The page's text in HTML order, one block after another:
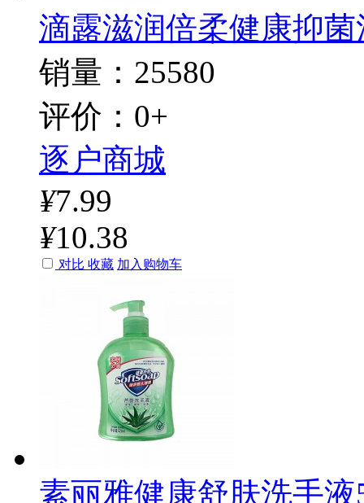
滴露滋润倍柔健康抑菌
销量：25580
评价：0+
逐户商城
¥7.99
¥10.38
对比 收藏 加入购物车
素丽雅健康舒肤洗手